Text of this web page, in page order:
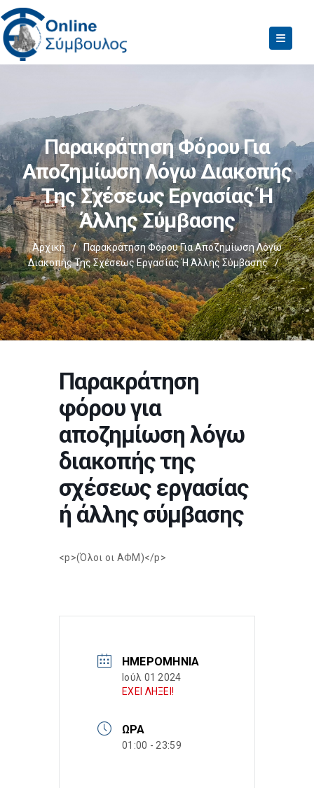
Παρακράτηση Φόρου Για
Αποζημίωση Λόγω Διακοπής
Της Σχέσεως Εργασίας Ή
Άλλης Σύμβασης
Αρχική /
Παρακράτηση Φόρου Για Αποζημίωση Λόγω
Διακοπής Της Σχέσεως Εργασίας Ή Άλλης Σύμβασης
/
Παρακράτηση
φόρου για
αποζημίωση λόγω
διακοπής της
σχέσεως εργασίας
ή άλλης σύμβασης
<p>(Όλοι οι ΑΦΜ)</p>
ΗΜΕΡΟΜΗΝΊΑ
Ιούλ 01 2024
ΕΧΕΙ ΛΗΞΕΙ!
ΏΡΑ
01:00 - 23:59